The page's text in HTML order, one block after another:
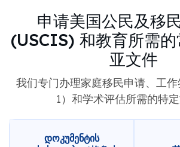
申请美国公民及移
(USCIS) 和教育所需
亚文件
我们专门办理家庭移民申请、工
1）和学术评估所需的特定
ᲓᲝᲙᲣᲛᲔᲜᲢᲘᲡ